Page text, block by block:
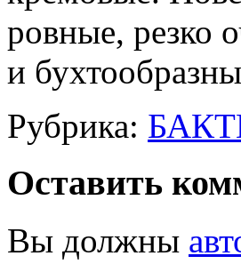
ровные, резко
и
Рубрика:
Оставить
Вы должны